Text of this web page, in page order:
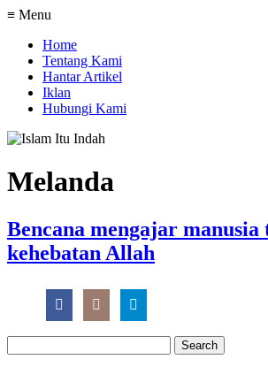
≡ Menu
Home
Tentang Kami
Hantar Artikel
Iklan
Hubungi Kami
Melanda
Bencana mengajar manusia
kehebatan Allah
for: